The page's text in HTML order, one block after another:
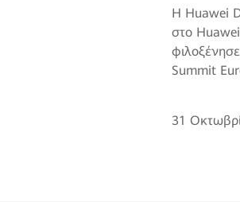
Η Huawei
στο
Summit
31